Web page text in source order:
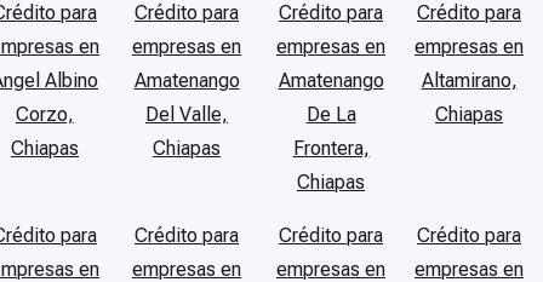
para
en
Albino
Corzo,
Chiapas
Crédito para
empresas en
Amatenango
Del Valle,
Chiapas
Crédito para
empresas en
Amatenango
De La
Frontera,
Chiapas
Crédito para
empresas en
Altamirano,
Chiapas
para
en
Crédito para
empresas en
Crédito para
empresas en
Crédito para
empresas en